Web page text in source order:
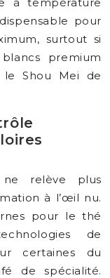
pour
surtout si
premium
Shou Mei de
relève plus
à l’œil nu.
pour le thé
de
certaines du
de spécialité.